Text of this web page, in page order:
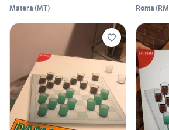
Matera (MT) Roma (RM